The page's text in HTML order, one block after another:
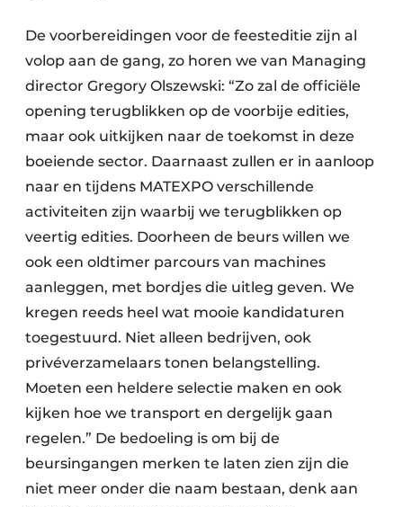
De voorbereidingen voor de feesteditie zijn al
volop aan de gang, zo horen we van Managing
director Gregory Olszewski: “Zo zal de officiële
opening terugblikken op de voorbije edities,
maar ook uitkijken naar de toekomst in deze
boeiende sector. Daarnaast zullen er in aanloop
naar en tijdens MATEXPO verschillende
activiteiten zijn waarbij we terugblikken op
veertig edities. Doorheen de beurs willen we
ook een oldtimer parcours van machines
aanleggen, met bordjes die uitleg geven. We
kregen reeds heel wat mooie kandidaturen
toegestuurd. Niet alleen bedrijven, ook
privéverzamelaars tonen belangstelling.
Moeten een heldere selectie maken en ook
kijken hoe we transport en dergelijk gaan
regelen.” De bedoeling is om bij de
beursingangen merken te laten zien zijn die
niet meer onder die naam bestaan, denk aan